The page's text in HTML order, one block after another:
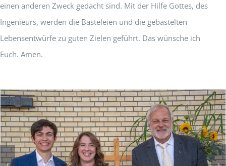
einen anderen Zweck gedacht sind. Mit der Hilfe Gottes, des
Ingenieurs, werden die Basteleien und die gebastelten
Lebensentwürfe zu guten Zielen geführt. Das wünsche ich
Euch. Amen.